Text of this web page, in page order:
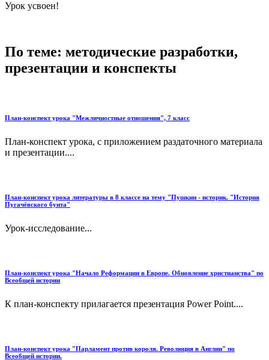
Урок усвоен!
По теме: методические разработки,
презентации и конспекты
План-конспект урока "Межличностные отношения", 7 класс
План-конспект урока, с приложением раздаточного материала
и презентации....
План-конспект урока литературы в 8 классе на тему "Пушкин - историк. "История
Пугачёвского бунта"
Урок-исследование...
План-конспект урока "Начало Реформации в Европе. Обновление христианства" по
Всеобщей истории
К план-конспекту прилагается презентация Power Point....
План-конспект урока "Парламент против короля. Революция в Англии" по
Всеобщей истории.